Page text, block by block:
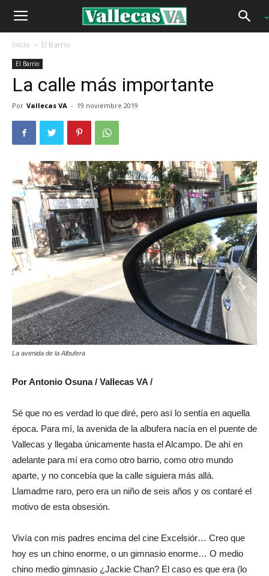
Inicio El Barrio
El Barrio
La calle más importante
Por Vallecas VA - 19 noviembre 2019
La avenida de la Albufera
Por Antonio Osuna / Vallecas VA /
Sé que no es verdad lo que diré, pero así lo sentía en aquella
época. Para mí, la avenida de la albufera nacía en el puente de
Vallecas y llegaba únicamente hasta el Alcampo. De ahí en
adelante para mí era como otro barrio, como otro mundo
aparte, y no concebía que la calle siguiera más allá.
Llamadme raro, pero era un niño de seis años y os contaré el
motivo de esta obsesión.
Vivía con mis padres encima del cine Excelsiór… Creo que
hoy es un chino enorme, o un gimnasio enorme… O medio
chino medio gimnasio ¿Jackie Chan? El caso es que era (lo